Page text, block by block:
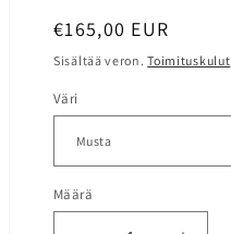
Normaalihinta
€165,00 EUR
Sisältää veron.Toimituskulut
Väri
Määrä